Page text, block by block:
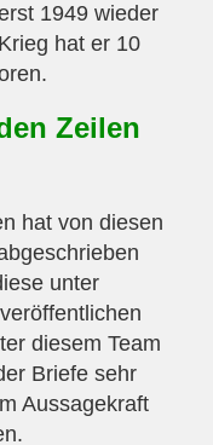
1949 wieder
hat er 10
Zeilen
hat von diesen
unter
diesem Team
Briefe sehr
Aussagekraft